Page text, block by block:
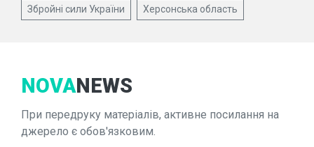
Збройні сили України Херсонська область
NOVANEWS
При передруку матеріалів, активне посилання на
джерело є обов'язковим.